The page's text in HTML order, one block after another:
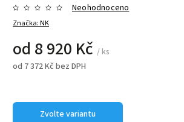
Značka:NK
Neohodnoceno
od 8 920 Kč / ks
od 7 372 Kč bez DPH
Zvolte variantu